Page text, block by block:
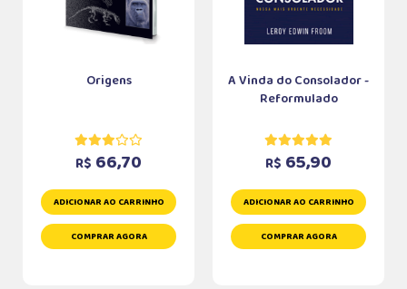
Origens
R$ 66,70
ADICIONAR AO CARRINHO
COMPRAR AGORA
A Vinda do Consolador -
Reformulado
R$ 65,90
ADICIONAR AO CARRINHO
COMPRAR AGORA